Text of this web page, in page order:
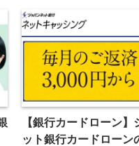
【銀行カードローン】
ット銀行カードローン